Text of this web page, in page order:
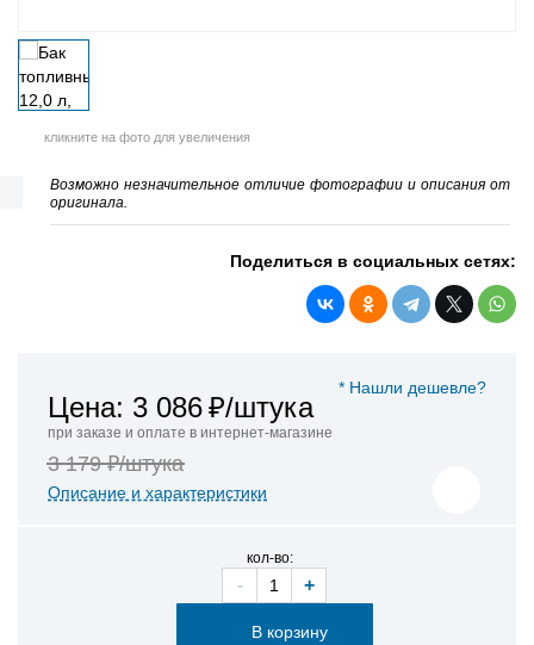
кликните на фото для увеличения
Возможно незначительное отличие фотографии и описания от
оригинала.
Поделиться в социальных сетях:
* Нашли дешевле?
Цена: 3 086₽/штука
при заказе и оплате в интернет-магазине
3 179 ₽/штука
Описание и характеристики
кол-во:
- +